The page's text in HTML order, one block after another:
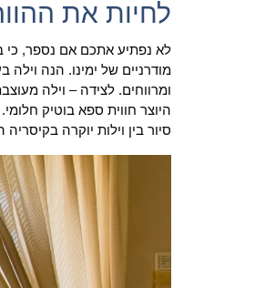
לחיות את
לא נפתיע אתכם אם נספר, כי
מודרניים של ימינו. הנה
ומרווחים. לצידה – וילה
היוצר חווית ספא בוטיק
סיור בין וילות יוקרה